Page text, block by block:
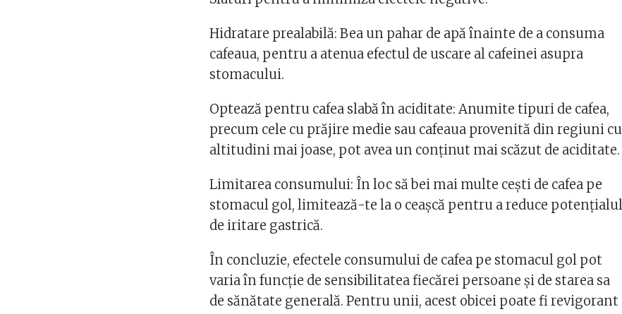
Hidratare prealabilă: Bea un pahar de apă înainte de a consuma
cafeaua, pentru a atenua efectul de uscare al cafeinei asupra
stomacului.
Optează pentru cafea slabă în aciditate: Anumite tipuri de cafea,
precum cele cu prăjire medie sau cafeaua provenită din regiuni cu
altitudini mai joase, pot avea un conținut mai scăzut de aciditate.
Limitarea consumului: În loc să bei mai multe cești de cafea pe
stomacul gol, limitează-te la o ceașcă pentru a reduce potențialul
de iritare gastrică.
În concluzie, efectele consumului de cafea pe stomacul gol pot
varia în funcție de sensibilitatea fiecărei persoane și de starea sa
de sănătate generală. Pentru unii, acest obicei poate fi revigorant